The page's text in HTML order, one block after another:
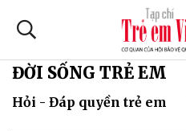
ĐỜI SỐNG TRẺ EM
Hỏi - Đáp quyền trẻ em